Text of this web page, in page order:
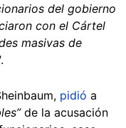
del gobierno
con el Cártel
masivas de
.
pidió a
de la acusación